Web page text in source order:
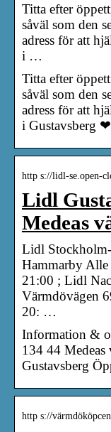
Titta efter
såväl som den
adress för att
i …
Titta efter
såväl som den
adress för att
i Gustavsberg
http s://lidl-se.open-
Lidl
Medeas
Lidl
Hammarby
21:00 ; Lidl
Värmdövägen
20: …
Information &
134 44
Gustavsberg
http s://